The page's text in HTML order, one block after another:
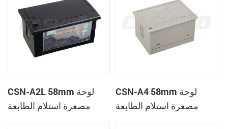
CSN-A2L 58mm لوحة
مصغرة استلام الطابعة
CSN-A4 58mm لوحة
مصغرة استلام الطابعة